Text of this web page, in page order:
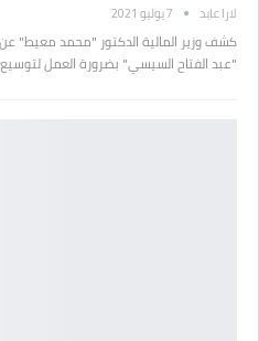
لارا عابد 7 يوليو 2021
كشف وزير المالية الدكتور "محمد معيط"
"عبد الفتاح السيسي" بضرورة العمل